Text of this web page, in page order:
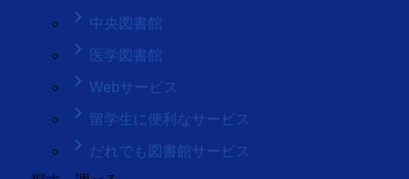
keyboard_arrow_right 中央図書館
keyboard_arrow_right 医学図書館
keyboard_arrow_right Webサービス
keyboard_arrow_right 留学生に便利なサービス
keyboard_arrow_right だれでも図書館サービス